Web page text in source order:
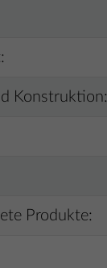
Konstruktion:
Produkte: